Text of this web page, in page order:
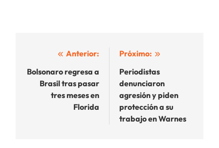
Navegación
de
entradas
Anterior:
Bolsonaro regresa a
Brasil tras pasar
tres meses en
Florida
Próximo:
Periodistas
denunciaron
agresión y piden
protección a su
trabajo en Warnes